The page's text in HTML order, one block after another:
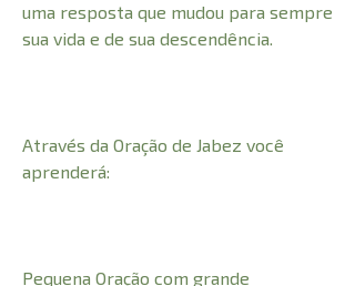
uma resposta que mudou para sempre
sua vida e de sua descendência.
Através da Oração de Jabez você
aprenderá:
Pequena Oração com grande